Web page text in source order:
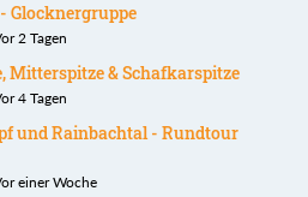
Glocknergruppe
2 Tagen
Mitterspitze & Schafkarspitze
4 Tagen
und Rainbachtal - Rundtour
einer Woche